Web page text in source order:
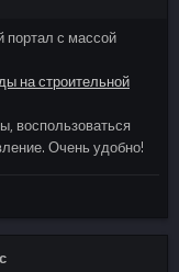
портал с массой
на строительной
воспользоваться
Очень удобно!